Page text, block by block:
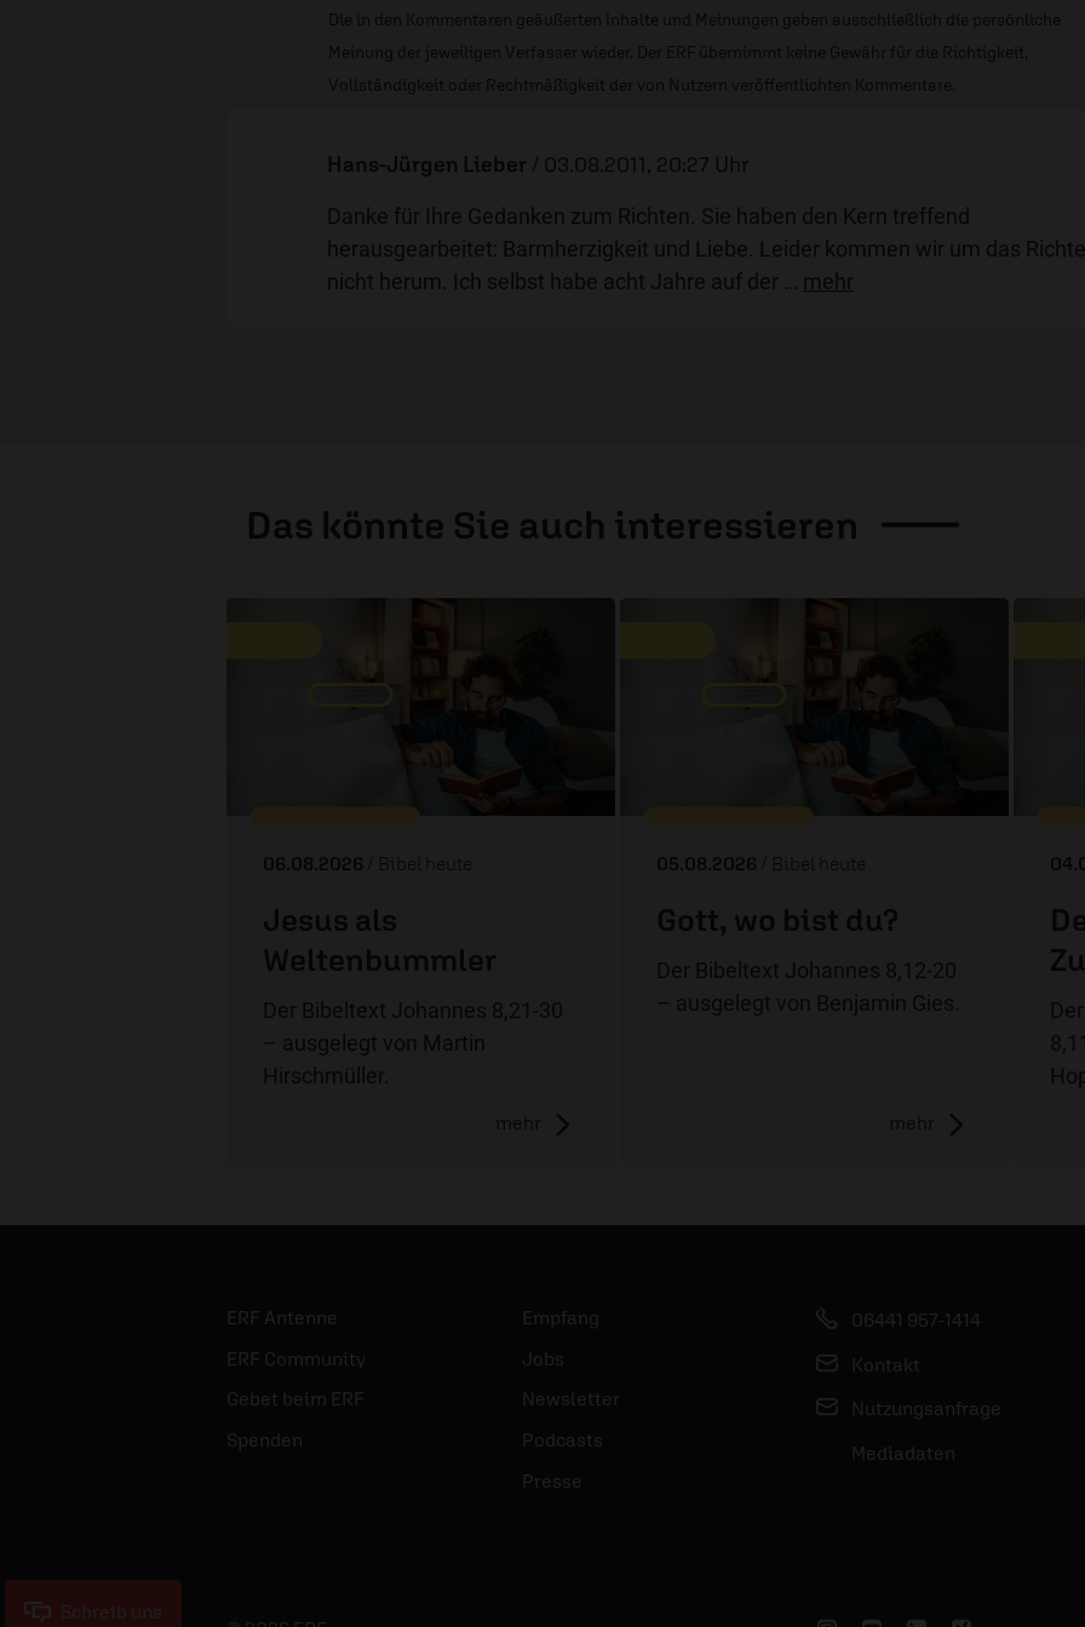
Die in den Kommentaren geäußerten Inhalte und Meinungen geben ausschließlich die persönliche
Meinung der jeweiligen Verfasser wieder. Der ERF übernimmt keine Gewähr für die Richtigkeit,
Vollständigkeit oder Rechtmäßigkeit der von Nutzern veröffentlichten Kommentare.
Hans-Jürgen Lieber / 03.08.2011, 20:27 Uhr
Danke für Ihre Gedanken zum Richten. Sie haben den Kern treffend
herausgearbeitet: Barmherzigkeit und Liebe. Leider kommen wir um das
nicht herum. Ich selbst habe acht Jahre auf der … mehr
Das könnte Sie auch interessieren
06.08.2026 / Bibel heute
Jesus als
Weltenbummler
Der Bibeltext Johannes 8,21-30
– ausgelegt von Martin
Hirschmüller.
mehr
05.08.2026 / Bibel heute
Gott, wo bist du?
Der Bibeltext Johannes 8,12-20
– ausgelegt von Benjamin Gies.
mehr
ERF Antenne
ERF Community
Gebet beim ERF
Spenden
Empfang
Jobs
Newsletter
Podcasts
Presse
06441 957-1414
Kontakt
Nutzungsanfrage
Mediadaten